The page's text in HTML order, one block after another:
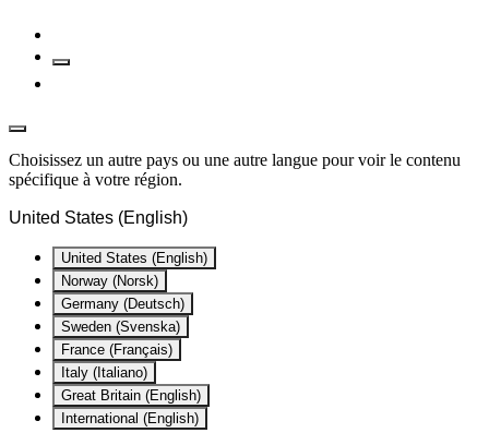
Choisissez un autre pays ou une autre langue pour voir le contenu
spécifique à votre région.
United States (English)
United States (English)
Norway (Norsk)
Germany (Deutsch)
Sweden (Svenska)
France (Français)
Italy (Italiano)
Great Britain (English)
International (English)